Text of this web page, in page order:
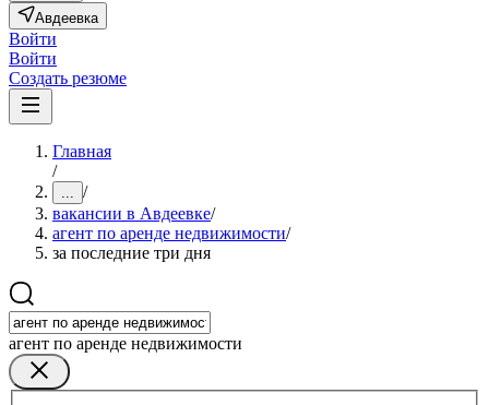
Авдеевка
Войти
Войти
Создать резюме
Главная
/
... /
вакансии в Авдеевке/
агент по аренде недвижимости/
за последние три дня
агент по аренде недвижимости